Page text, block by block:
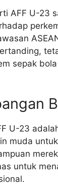
AFF U-23
sepak
U-23
muda
untuk